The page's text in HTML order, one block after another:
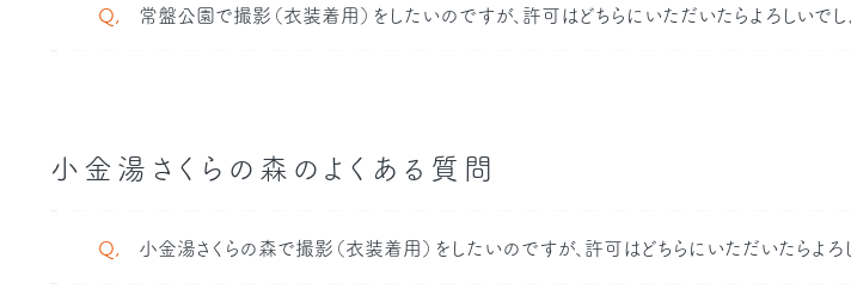
Q, 常盤公園で撮影（衣装着用）をしたいのですが、許可はどちらにいただいたらよろしいでし
小金湯さくらの森のよくある質問
Q, 小金湯さくらの森で撮影（衣装着用）をしたいのですが、許可はどちらにいただいたらよろ